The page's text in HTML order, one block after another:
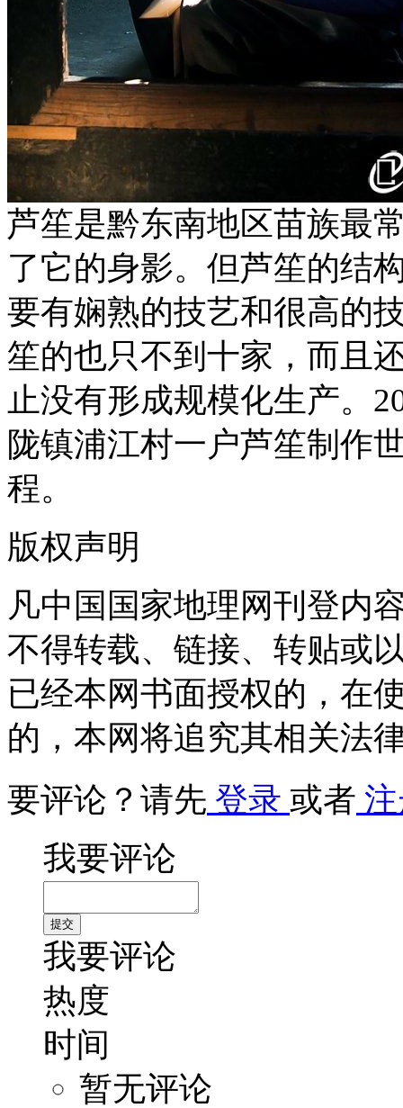
芦笙是黔东南地区苗族最
了它的身影。但芦笙的结
要有娴熟的技艺和很高的
笙的也只不到十家，而且
止没有形成规模化生产。
陇镇浦江村一户芦笙制作
程。
版权声明
凡中国国家地理网刊登内
不得转载、链接、转贴或
已经本网书面授权的，在
的，本网将追究其相关法
要评论？请先 登录 或者
我要评论
我要评论
热度
时间
暂无评论